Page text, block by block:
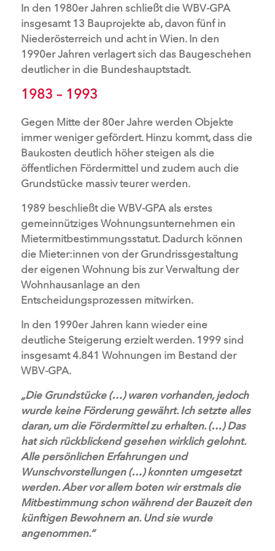
In den 1980er Jahren schließt die WBV-GPA
insgesamt 13 Bauprojekte ab, davon fünf in
Niederösterreich und acht in Wien. In den
1990er Jahren verlagert sich das Baugeschehen
deutlicher in die Bundeshauptstadt.
1983 – 1993
Gegen Mitte der 80er Jahre werden Objekte
immer weniger gefördert. Hinzu kommt, dass die
Baukosten deutlich höher steigen als die
öffentlichen Fördermittel und zudem auch die
Grundstücke massiv teurer werden.
1989 beschließt die WBV-GPA als erstes
gemeinnütziges Wohnungsunternehmen ein
Mietermitbestimmungsstatut. Dadurch können
die Mieter:innen von der Grundrissgestaltung
der eigenen Wohnung bis zur Verwaltung der
Wohnhausanlage an den
Entscheidungsprozessen mitwirken.
In den 1990er Jahren kann wieder eine
deutliche Steigerung erzielt werden. 1999 sind
insgesamt 4.841 Wohnungen im Bestand der
WBV-GPA.
„Die Grundstücke (…) waren vorhanden, jedoch
wurde keine Förderung gewährt. Ich setzte alles
daran, um die Fördermittel zu erhalten. (…) Das
hat sich rückblickend gesehen wirklich gelohnt.
Alle persönlichen Erfahrungen und
Wunschvorstellungen (…) konnten umgesetzt
werden. Aber vor allem boten wir erstmals die
Mitbestimmung schon während der Bauzeit den
künftigen Bewohnern an. Und sie wurde
angenommen.“